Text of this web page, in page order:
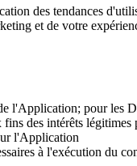
des tendances
et de votre
l'Application; pour les
des intérêts
l'Application
à l'exécution du